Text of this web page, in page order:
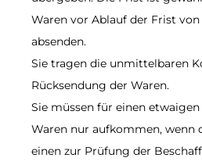
Waren vor Ablauf der Frist
absenden.
Sie tragen die unmittelbaren
Rücksendung der Waren.
Sie müssen für einen
Waren nur aufkommen, wenn
einen zur Prüfung der